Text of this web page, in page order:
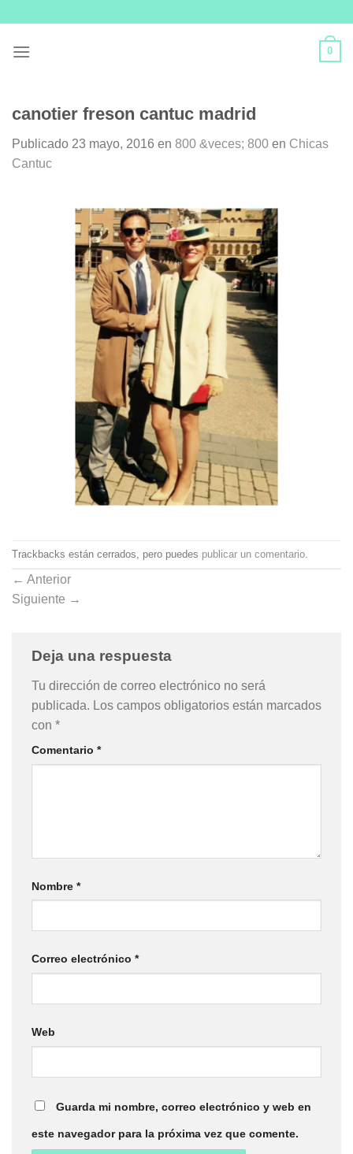
content
0
canotier freson cantuc madrid
Publicado 23 mayo, 2016 en 800 &veces; 800 en Chicas
Cantuc
Trackbacks están cerrados, pero puedes publicar un comentario
← Anterior
Siguiente →
Deja una respuesta
Tu dirección de correo electrónico no será
publicada. Los campos obligatorios están marcados
con *
Comentario *
Nombre *
Correo electrónico *
Web
Guarda mi nombre, correo electrónico y web en
este navegador para la próxima vez que comente.